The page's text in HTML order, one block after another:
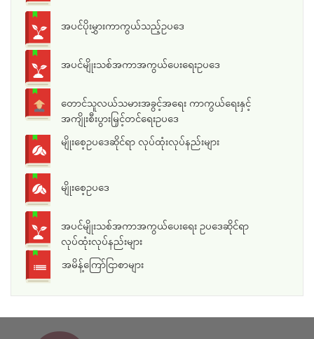
အပင်ပိုးမွှားကာကွယ်သည့်ဥပဒေ
အပင်မျိုးသစ်အကာအကွယ်ပေးရေးဥပဒေ
တောင်သူလယ်သမားအခွင့်အရေး ကာကွယ်ရေးနှင့်
အကျိုးစီးပွားမြှင့်တင်ရေးဥပဒေ
မျိုးစေ့ဥပဒေဆိုင်ရာ လုပ်ထုံးလုပ်နည်းများ
မျိုးစေ့ဥပဒေ
အပင်မျိုးသစ်အကာအကွယ်ပေးရေး ဥပဒေဆိုင်ရာ
လုပ်ထုံးလုပ်နည်းများ
အမိန့်ကြော်ငြာစာများ